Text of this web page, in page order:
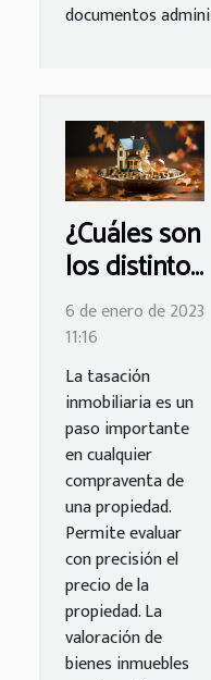
documentos
¿Cuáles son
los distintos
métodos
para valorar
una
propiedad?
6 de enero de 2023
11:16
La tasación
inmobiliaria es un
paso importante
en cualquier
compraventa de
una propiedad.
Permite evaluar
con precisión el
precio de la
propiedad. La
valoración de
bienes inmuebles